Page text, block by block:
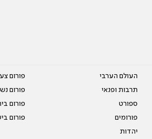
העולם הערבי
תרבות ופנאי
ספורט
פורומים
יהדות
פורום
פורום
פורום
פורום